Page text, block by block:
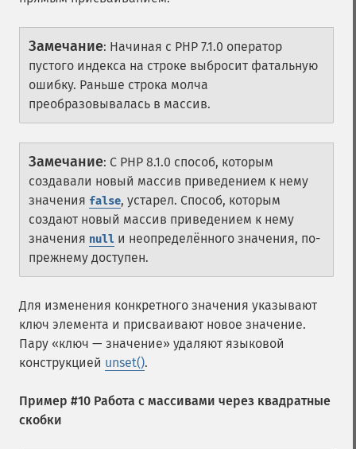
Замечание: Начиная с PHP 7.1.0 оператор
пустого индекса на строке выбросит фатальную
ошибку. Раньше строка молча
преобразовывалась в массив.
Замечание: С PHP 8.1.0 способ, которым
создавали новый массив приведением к нему
значения false, устарел. Способ, которым
создают новый массив приведением к нему
значения null и неопределённого значения, по-
прежнему доступен.
Для изменения конкретного значения указывают
ключ элемента и присваивают новое значение.
Пару «ключ — значение» удаляют языковой
конструкцией unset().
Пример #10 Работа с массивами через квадратные
скобки